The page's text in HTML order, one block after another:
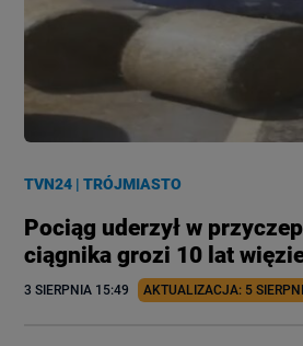
TVN24 |TRÓJMIASTO
Pociąg uderzył w
ciągnika grozi 10 lat
3 SIERPNIA 15:49 AKTUALIZACJA: 5